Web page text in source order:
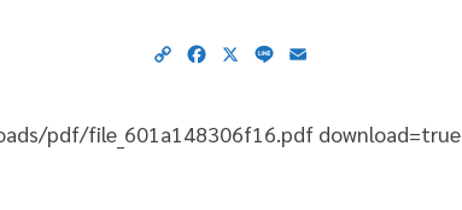
Copy Facebook
X Line
pdf/file_601a148306f16.pdf download=true